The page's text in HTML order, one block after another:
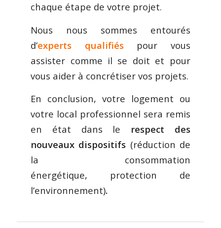
chaque étape de votre projet.
Nous nous sommes entourés
d’experts qualifiéspour vous
assister comme il se doit et pour
vous aider à concrétiser vos projets.
En conclusion, votre logement ou
votre local professionnel sera remis
en état dans le respect des
nouveaux dispositifs (réduction de
la consommation
énergétique, protection de
l’environnement).